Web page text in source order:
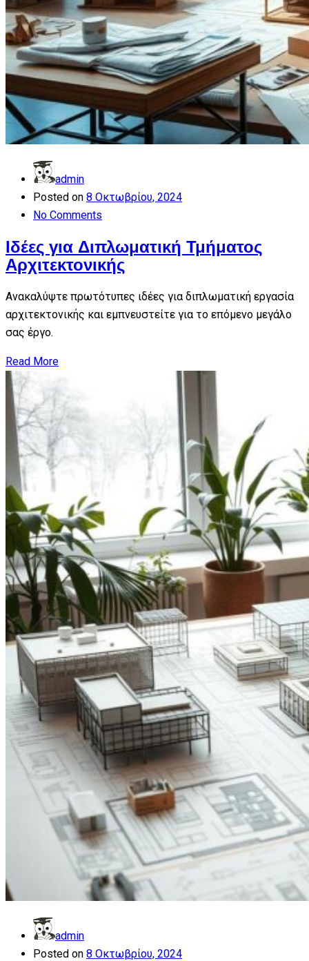
admin
Posted on 8 Οκτωβρίου, 2024
No Comments
Ιδέες για Διπλωματική Τμήματος
Αρχιτεκτονικής
Ανακαλύψτε πρωτότυπες ιδέες για διπλωματική εργασία
αρχιτεκτονικής και εμπνευστείτε για το επόμενο μεγάλο
σας έργο.
Read More
admin
Posted on 8 Οκτωβρίου, 2024